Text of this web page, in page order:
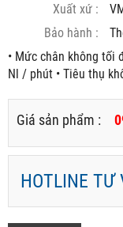
Xuất xứ :
Bảo hành :
• Mức chân không tối
Nl / phút • Tiêu thụ
Giá sản phẩm :
HOTLINE TƯ